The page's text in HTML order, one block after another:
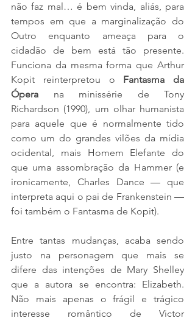
não faz mal… é bem vinda, aliás, para
tempos em que a marginalização do
Outro enquanto ameaça para o
cidadão de bem está tão presente.
Funciona da mesma forma que Arthur
Kopit reinterpretou o Fantasma da
Ópera na minissérie de Tony
Richardson (1990), um olhar humanista
para aquele que é normalmente tido
como um do grandes vilões da mídia
ocidental, mais Homem Elefante do
que uma assombração da Hammer (e
ironicamente, Charles Dance — que
interpreta aqui o pai de Frankenstein —
foi também o Fantasma de Kopit).
Entre tantas mudanças, acaba sendo
justo na personagem que mais se
difere das intenções de Mary Shelley
que a autora se encontra: Elizabeth.
Não mais apenas o frágil e trágico
interesse romântico de Victor